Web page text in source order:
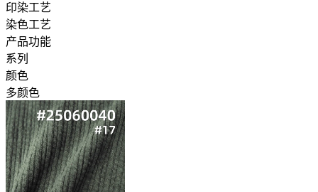
印染工艺
染色工艺
产品功能
系列
颜色
多颜色